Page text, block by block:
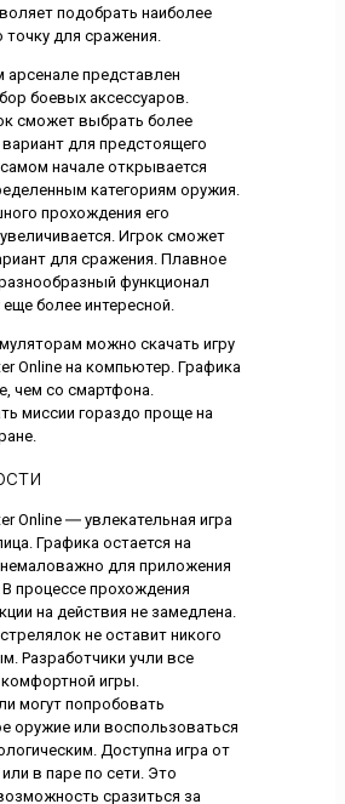
подобрать наиболее
для сражения.
арсенале представлен
боевых аксессуаров.
сможет выбрать более
для предстоящего
начале открывается
категориям оружия.
прохождения его
Игрок сможет
для сражения. Плавное
функционал
более интересной.
можно скачать игру
Online на компьютер. Графика
чем со смартфона.
миссии гораздо проще на
Online ― увлекательная игра
Графика остается на
для приложения
В процессе прохождения
на действия не замедлена.
не оставит никого
Разработчики учли все
игры.
могут попробовать
оружие или воспользоваться
Доступна игра от
в паре по сети. Это
сразиться за